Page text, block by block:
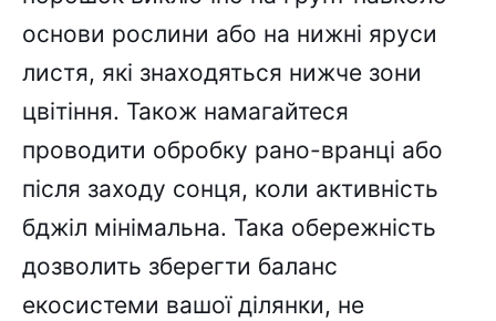
основи рослини або на нижні яруси
листя, які знаходяться нижче зони
цвітіння. Також намагайтеся
проводити обробку рано-вранці або
після заходу сонця, коли активність
бджіл мінімальна. Така обережність
дозволить зберегти баланс
екосистеми вашої ділянки, не